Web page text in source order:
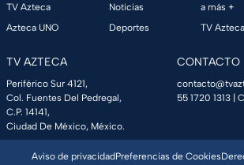
TV Azteca
Azteca UNO
Noticias
Deportes
a más +
TV
TV AZTECA
Periférico Sur 4121,
Col. Fuentes Del Pedregal,
C.P. 14141,
Ciudad De México, México.
CONTACTO
55 1720 1313 |
Aviso de privacidadPreferencias de Cookies